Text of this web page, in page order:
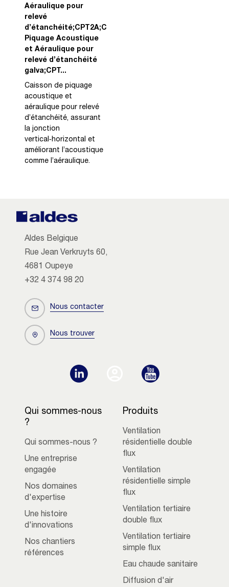
Aéraulique pour
relevé
d’étanchéité;CPT2A;Caisson
Piquage Acoustique
et Aéraulique pour
relevé d’étanchéité
galva;CPT...
Caisson de piquage
acoustique et
aéraulique pour relevé
d’étanchéité, assurant
la jonction
vertical‑horizontal et
améliorant l’acoustique
comme l’aéraulique.
Aldes Belgique
Rue Jean Verkruyts 60,
4681 Oupeye
+32 4 374 98 20
Nous contacter
Nous trouver
Qui sommes-nous
?
Qui sommes-nous ?
Une entreprise
engagée
Nos domaines
d'expertise
Une histoire
d'innovations
Nos chantiers
références
Produits
Ventilation
résidentielle double
flux
Ventilation
résidentielle simple
flux
Ventilation tertiaire
double flux
Ventilation tertiaire
simple flux
Eau chaude sanitaire
Diffusion d'air